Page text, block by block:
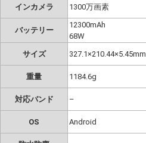
インカメラ
1300万画素
バッテリー
12300mAh
68W
サイズ
327.1×210.44×5.45mm
重量 1184.6g
対応バンド –
OS Android